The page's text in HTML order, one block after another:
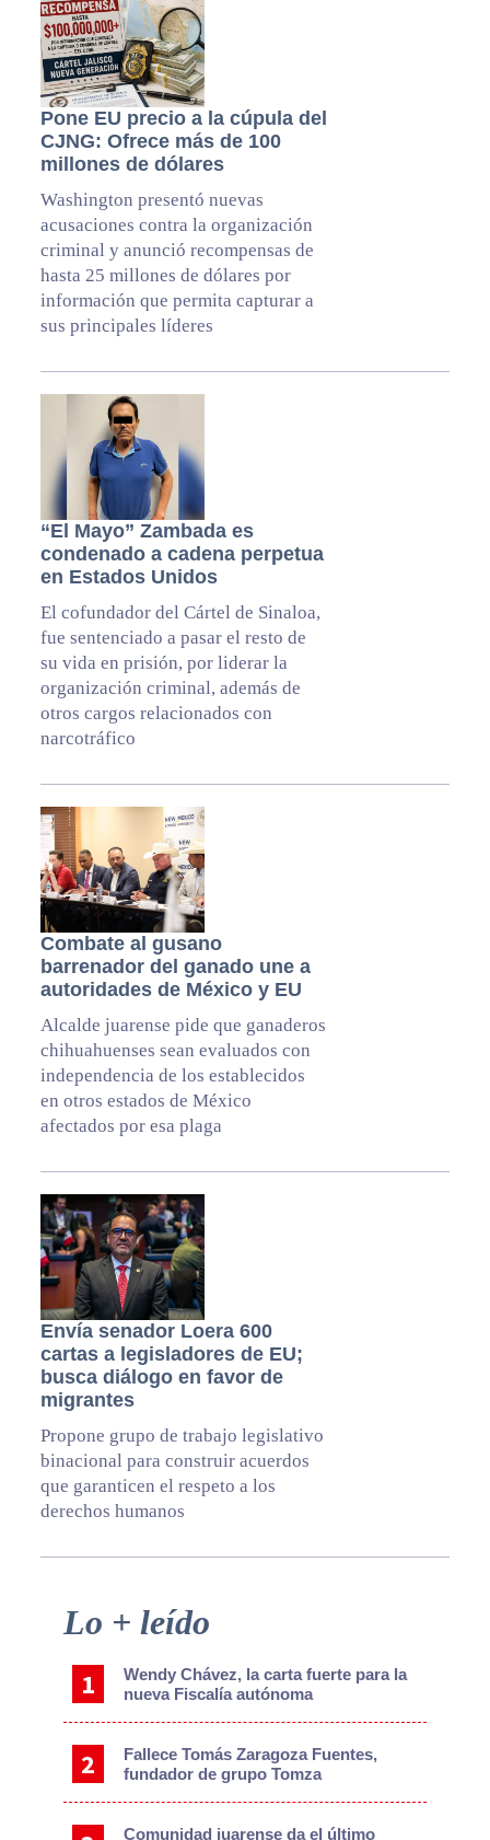
Pone EU precio a la cúpula del
CJNG: Ofrece más de 100
millones de dólares
Washington presentó nuevas
acusaciones contra la organización
criminal y anunció recompensas de
hasta 25 millones de dólares por
información que permita capturar a
sus principales líderes
“El Mayo” Zambada es
condenado a cadena perpetua
en Estados Unidos
El cofundador del Cártel de Sinaloa,
fue sentenciado a pasar el resto de
su vida en prisión, por liderar la
organización criminal, además de
otros cargos relacionados con
narcotráfico
Combate al gusano
barrenador del ganado une a
autoridades de México y EU
Alcalde juarense pide que ganaderos
chihuahuenses sean evaluados con
independencia de los establecidos
en otros estados de México
afectados por esa plaga
Envía senador Loera 600
cartas a legisladores de EU;
busca diálogo en favor de
migrantes
Propone grupo de trabajo legislativo
binacional para construir acuerdos
que garanticen el respeto a los
derechos humanos
Primary
Lo + leído
Wendy Chávez, la carta fuerte para la
nueva Fiscalía autónoma
Fallece Tomás Zaragoza Fuentes,
fundador de grupo Tomza
Comunidad juarense da el último